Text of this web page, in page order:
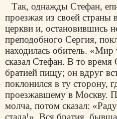
Так, однажды Стефан,
проезжая из своей страны
церкви и, остановившись
преподобного Сергия,
находилась обитель. «Мир
сказал Стефан. В то время
братией пищу; он вдруг
поклонился в ту сторону,
проезжавшему в Москву.
молча, потом сказал:
стада!». Вся братия,